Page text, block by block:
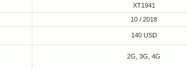
XT1941
10 / 2018
140 USD
2G, 3G, 4G